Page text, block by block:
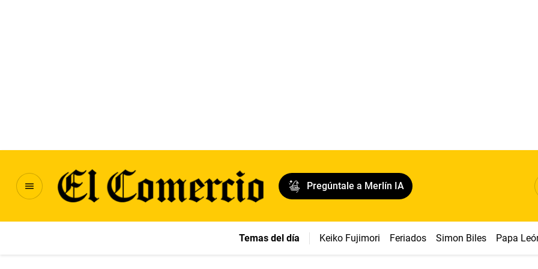
Pregúntale a Merlín IA
Temas del día Keiko Fujimori Feriados Simon Biles Papa